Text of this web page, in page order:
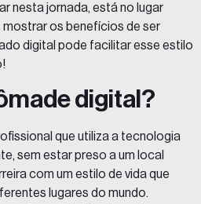
nesta jornada, está no lugar
os benefícios de ser
digital pode facilitar esse estilo
digital?
que utiliza a tecnologia
sem estar preso a um local
com um estilo de vida que
lugares do mundo.